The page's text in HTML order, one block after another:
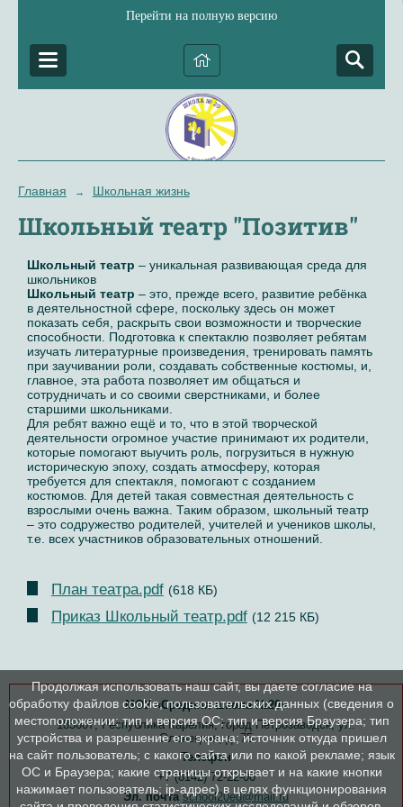
Перейти на полную версию
Главная → Школьная жизнь
Школьный театр "Позитив"
Школьный театр – уникальная развивающая среда для
школьников
Школьный театр – это, прежде всего, развитие ребёнка
в деятельностной сфере, поскольку здесь он может
показать себя, раскрыть свои возможности и творческие
способности. Подготовка к спектаклю позволяет ребятам
изучать литературные произведения, тренировать память
при заучивании роли, создавать собственные костюмы, и,
главное, эта работа позволяет им общаться и
сотрудничать и со своими сверстниками, и более
старшими школьниками.
Для ребят важно ещё и то, что в этой творческой
деятельности огромное участие принимают их родители,
которые помогают выучить роль, погрузиться в нужную
историческую эпоху, создать атмосферу, которая
требуется для спектакля, помогают с созданием
костюмов. Для детей такая совместная деятельность с
взрослыми очень важна. Таким образом, школьный театр
– это содружество родителей, учителей и учеников школы,
т.е. всех участников образовательных отношений.
План театра.pdf (618 КБ)
Приказ Школьный театр.pdf (12 215 КБ)
МОУ «Средняя школа №20»
185007, Республика Карелия, город Петрозаводск, ул.
Олонецкая, д. 75
Телефон
+7 (8142) 72-22-00
Эл. почта school20ed@mail.ru
Продолжая использовать наш сайт, вы даете согласие на
обработку файлов cookie, пользовательских данных (сведения о
местоположении; тип и версия ОС; тип и версия Браузера; тип
устройства и разрешение его экрана; источник откуда пришел
на сайт пользователь; с какого сайта или по какой рекламе; язык
ОС и Браузера; какие страницы открывает и на какие кнопки
нажимает пользователь; ip-адрес) в целях функционирования